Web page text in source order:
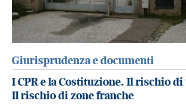
Giurisprudenza e documenti
I CPR e la Costituzione. Il rischio
Il rischio di zone franche